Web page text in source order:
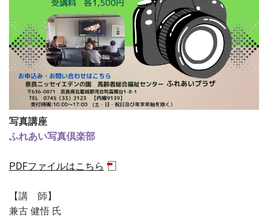
写真講座
ふれあい写真倶楽部
PDFファイルはこちら
【講 師】
兼古 健悟 氏